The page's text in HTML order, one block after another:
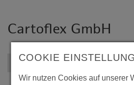
COOKIE
Wir nutzen Cookies auf unserer
Cartoflex GmbH
Zurück zur Übersicht